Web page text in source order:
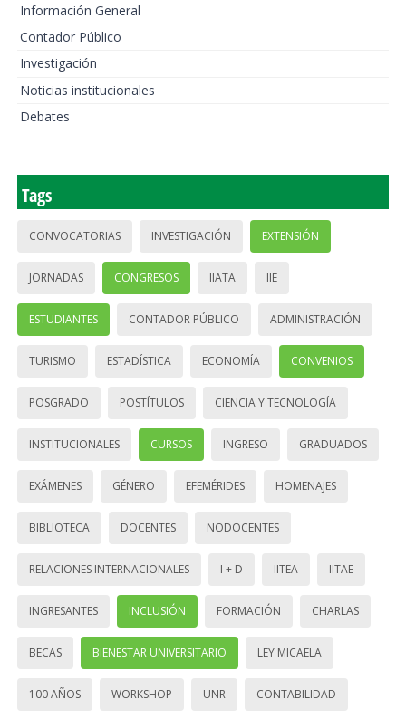
Información General
Contador Público
Investigación
Noticias institucionales
Debates
Tags
CONVOCATORIAS INVESTIGACIÓN EXTENSIÓN
JORNADAS CONGRESOS IIATA IIE
ESTUDIANTES CONTADOR PÚBLICO ADMINISTRACIÓN
TURISMO ESTADÍSTICA ECONOMÍA CONVENIOS
POSGRADO POSTÍTULOS CIENCIA Y TECNOLOGÍA
INSTITUCIONALES CURSOS INGRESO GRADUADOS
EXÁMENES GÉNERO EFEMÉRIDES HOMENAJES
BIBLIOTECA DOCENTES NODOCENTES
RELACIONES INTERNACIONALES I + D IITEA IITAE
INGRESANTES INCLUSIÓN FORMACIÓN CHARLAS
BECAS BIENESTAR UNIVERSITARIO LEY MICAELA
100 AÑOS WORKSHOP UNR CONTABILIDAD